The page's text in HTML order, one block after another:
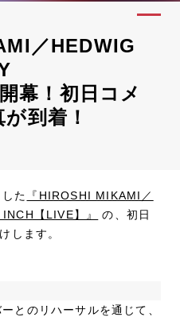
／HEDWIG
幕！初日コメ
到着！
た
『HIROSHI MIKAMI／
【LIVE】』
の、初日
します。
とのリハーサルを通じて、